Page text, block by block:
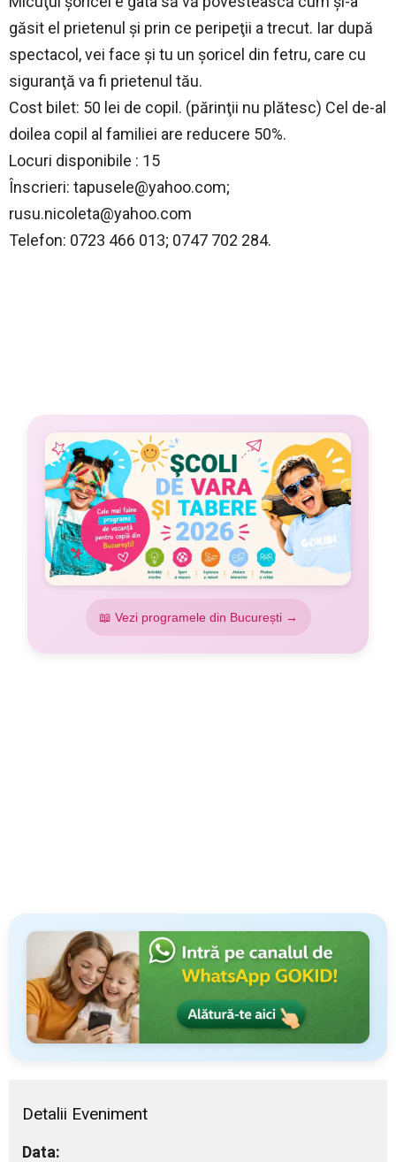
găsit el prietenul şi prin ce peripeţii a trecut. Iar după
spectacol, vei face şi tu un şoricel din fetru, care cu
siguranţă va fi prietenul tău.
Cost bilet: 50 lei de copil. (părinţii nu plătesc) Cel de-al
doilea copil al familiei are reducere 50%.
Locuri disponibile : 15
Înscrieri: tapusele@yahoo.com;
rusu.nicoleta@yahoo.com
Telefon: 0723 466 013; 0747 702 284.
📖 Vezi programele din București →
Detalii Eveniment
Data: